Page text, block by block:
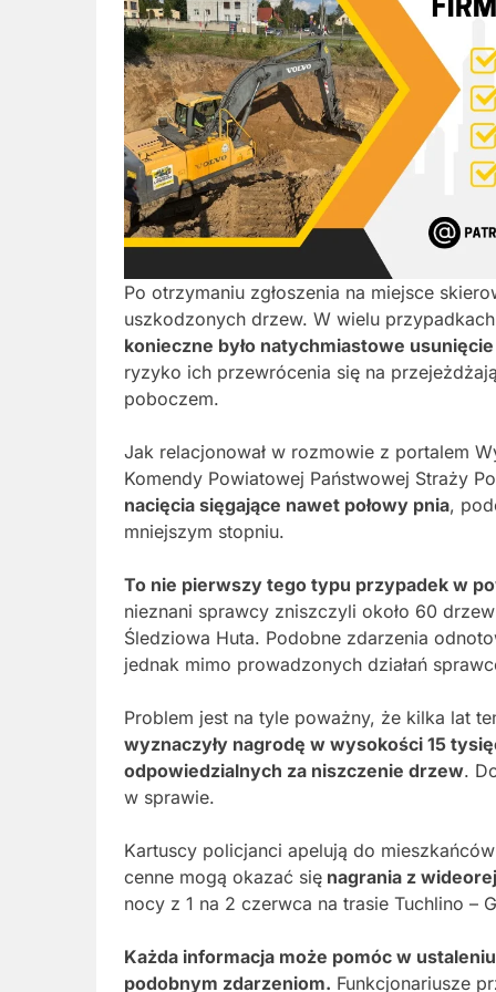
Po otrzymaniu zgłoszenia na miejsce
uszkodzonych drzew. W wielu przypadkach
konieczne było natychmiastowe
ryzyko ich przewrócenia się na
poboczem.
Jak relacjonował w rozmowie z portalem
Komendy Powiatowej Państwowej Straży
nacięcia sięgające nawet połowy pnia,
mniejszym stopniu.
To nie pierwszy tego typu przypadek w
nieznani sprawcy zniszczyli około 60
Śledziowa Huta. Podobne zdarzenia
jednak mimo prowadzonych działań
Problem jest na tyle poważny, że kilka lat
wyznaczyły nagrodę w wysokości 15
odpowiedzialnych za niszczenie drzew.
w sprawie.
Kartuscy policjanci apelują do
cenne mogą okazać się nagrania z
nocy z 1 na 2 czerwca na trasie Tuchlino –
Każda informacja może pomóc w
podobnym zdarzeniom. Funkcjonariusze